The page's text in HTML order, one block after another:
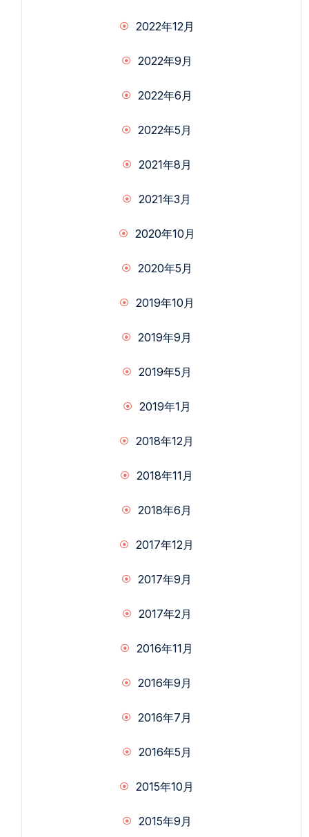
2022年12月
2022年9月
2022年6月
2022年5月
2021年8月
2021年3月
2020年10月
2020年5月
2019年10月
2019年9月
2019年5月
2019年1月
2018年12月
2018年11月
2018年6月
2017年12月
2017年9月
2017年2月
2016年11月
2016年9月
2016年7月
2016年5月
2015年10月
2015年9月